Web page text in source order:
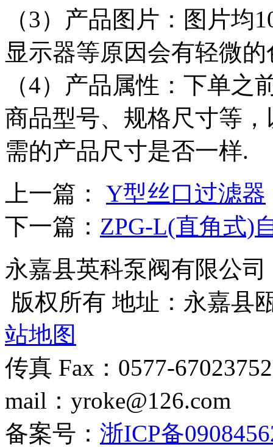
（3）产品图片：图片均
显示器等原因会有轻微
（4）产品属性：下单
商品型号、规格尺寸等
需的产品尺寸是否一样.
上一篇： Y型丝口过滤器
下一篇： ZPG-L(直角式)
永嘉县英科泵阀有限公司
版权所有 地址：永嘉县
站地图
传真 Fax：0577-
mail：yroke@126.com
备案号： 浙ICP备